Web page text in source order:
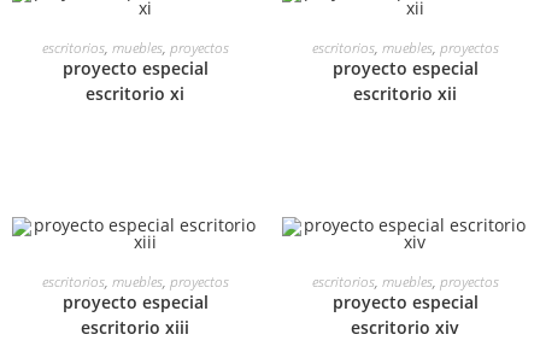
LEER MÁS
escritorios, muebles, proyectos
proyecto especial
escritorio xi
LEER MÁS
escritorios, muebles, proyectos
proyecto especial
escritorio xii
LEER MÁS
escritorios, muebles, proyectos
proyecto especial
escritorio xiii
LEER MÁS
escritorios, muebles, proyectos
proyecto especial
escritorio xiv